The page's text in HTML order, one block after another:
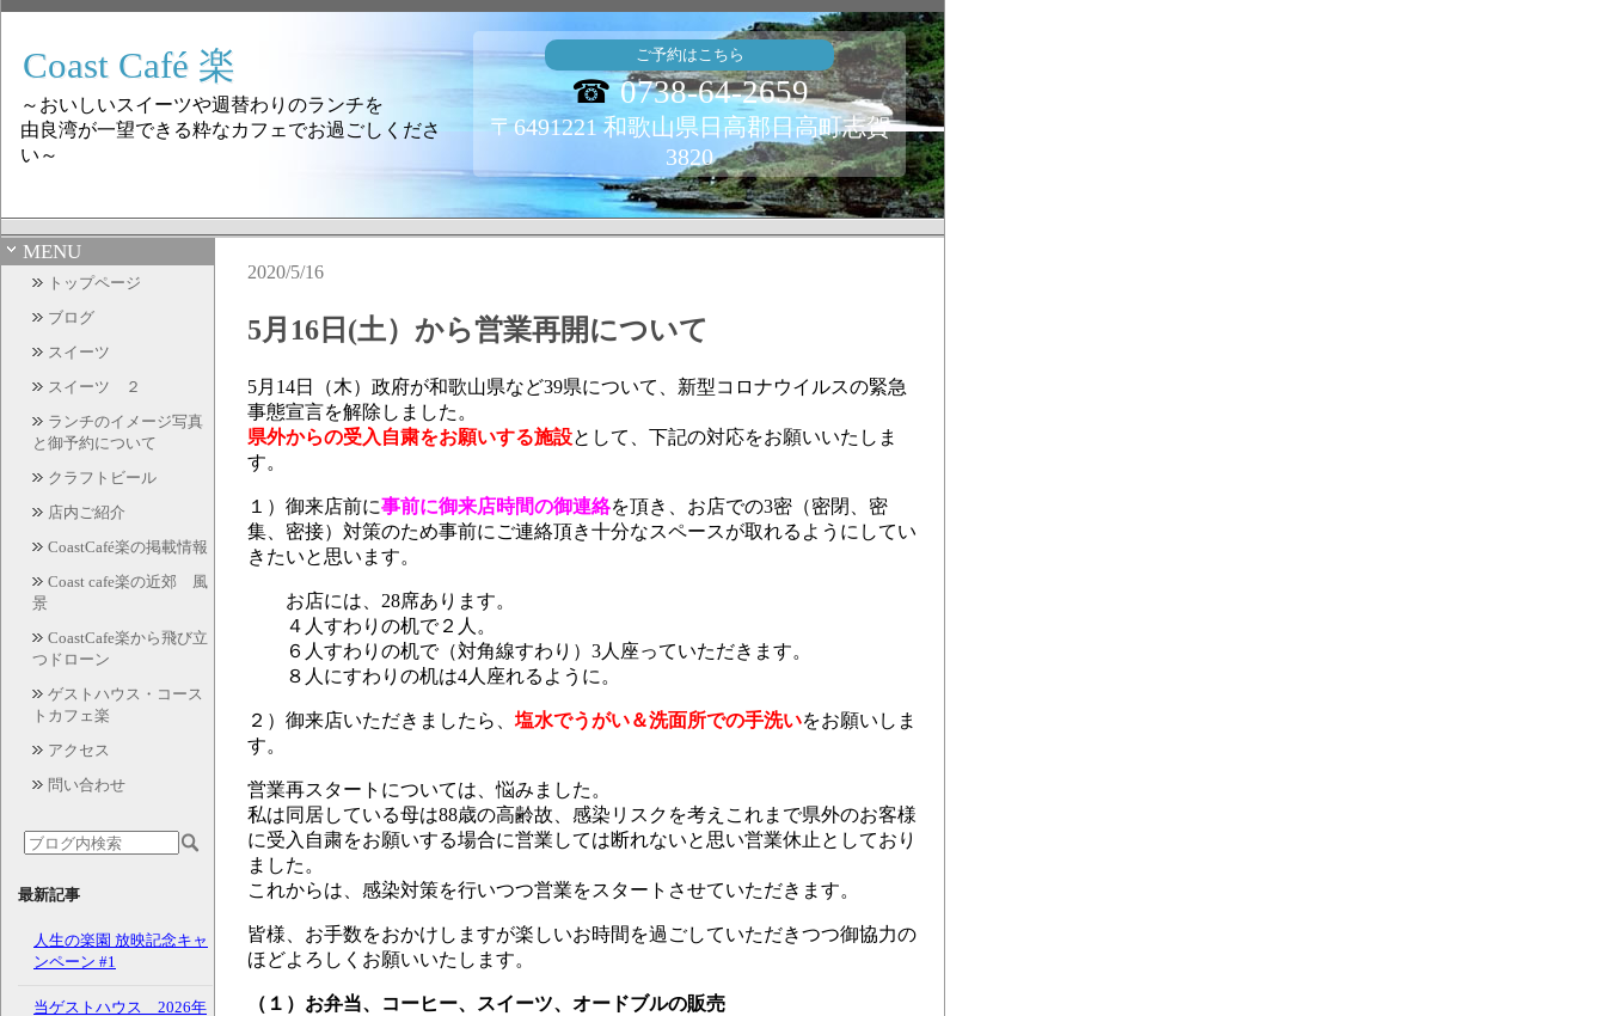
Coast Café 楽
～おいしいスイーツや週替わりのランチを
由良湾が一望できる粋なカフェでお過ごしくださ
い～
ご予約はこちら
☎0738-64-2659
〒6491221 和歌山県日高郡日高町志賀
3820
MENU
トップページ
ブログ
スイーツ
スイーツ ２
ランチのイメージ写真
と御予約について
クラフトビール
店内ご紹介
CoastCafé楽の掲載情報
Coast cafe楽の近郊 風
景
CoastCafe楽から飛び立
つドローン
ゲストハウス・コース
トカフェ楽
アクセス
問い合わせ
最新記事
人生の楽園 放映記念キャ
ンペーン #1
当ゲストハウス 2026年
2020/5/16
5月16日(土）から営業再開について
5月14日（木）政府が和歌山県など39県について、新型コロナウイルスの緊急
事態宣言を解除しました。
県外からの受入自粛をお願いする施設として、下記の対応をお願いいたしま
す。
１）御来店前に事前に御来店時間の御連絡を頂き、お店での3密（密閉、密
集、密接）対策のため事前にご連絡頂き十分なスペースが取れるようにしてい
きたいと思います。
お店には、28席あります。
４人すわりの机で２人。
６人すわりの机で（対角線すわり）3人座っていただきます。
８人にすわりの机は4人座れるように。
２）御来店いただきましたら、 塩水でうがい＆洗面所での手洗いをお願いしま
す。
営業再スタートについては、悩みました。
私は同居している母は88歳の高齢故、感染リスクを考えこれまで県外のお客様
に受入自粛をお願いする場合に営業しては断れないと思い営業休止としており
ました。
これからは、感染対策を行いつつ営業をスタートさせていただきます。
皆様、お手数をおかけしますが楽しいお時間を過ごしていただきつつ御協力の
ほどよろしくお願いいたします。
（１）お弁当、コーヒー、スイーツ、オードブルの販売